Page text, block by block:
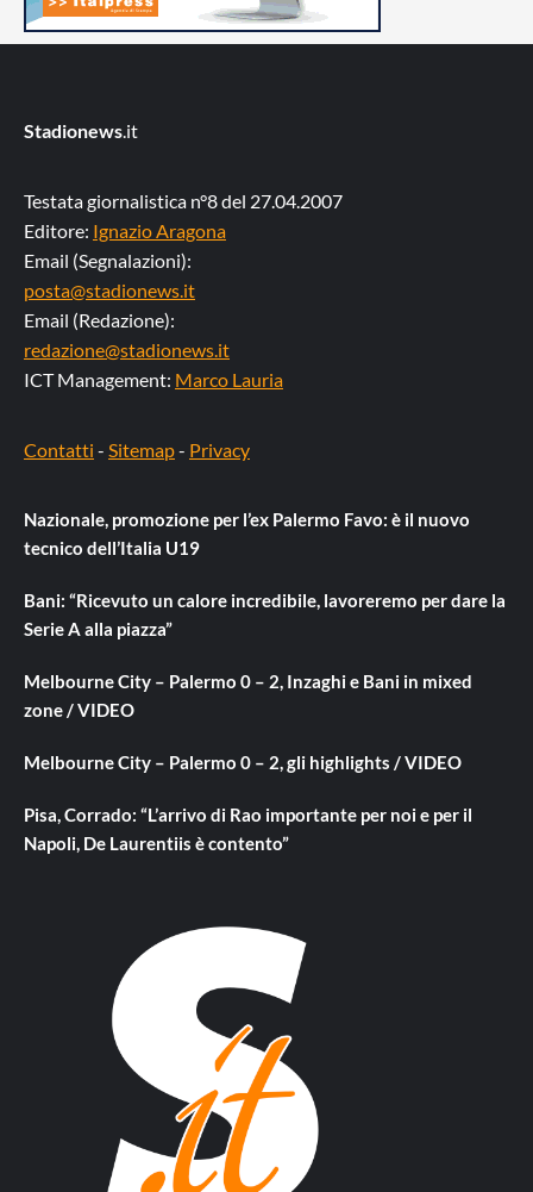
Stadionews.it
Testata giornalistica n°8 del 27.04.2007
Editore: Ignazio Aragona
Email (Segnalazioni):
posta@stadionews.it
Email (Redazione):
redazione@stadionews.it
ICT Management: Marco Lauria
Contatti - Sitemap- Privacy
Nazionale, promozione per l’ex Palermo Favo: è il nuovo
tecnico dell’Italia U19
Bani: “Ricevuto un calore incredibile, lavoreremo per dare la
Serie A alla piazza”
Melbourne City – Palermo 0 – 2, Inzaghi e Bani in mixed
zone / VIDEO
Melbourne City – Palermo 0 – 2, gli highlights / VIDEO
Pisa, Corrado: “L’arrivo di Rao importante per noi e per il
Napoli, De Laurentiis è contento”